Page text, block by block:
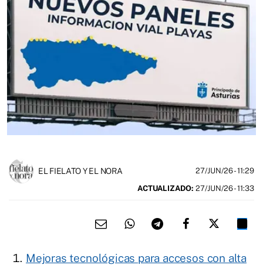
EL FIELATO Y EL NORA 27/JUN/26- 11:29
ACTUALIZADO: 27/JUN/26 - 11:33
Mejoras tecnológicas para accesos con alta